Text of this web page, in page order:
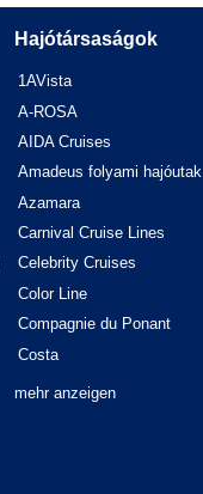
Hajótársaságok
1AVista
A-ROSA
AIDA Cruises
Amadeus folyami hajóutak
Azamara
Carnival Cruise Lines
Celebrity Cruises
Color Line
Compagnie du Ponant
Costa
mehr anzeigen